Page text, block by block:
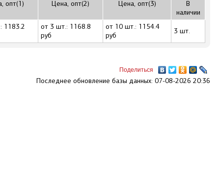
опт(1) Цена, опт(2) Цена, опт(3)
В
наличии
1183.2
от 3 шт.: 1168.8
руб
от 10 шт.: 1154.4
руб
3 шт.
Поделиться
Последнее обновление базы данных: 07-08-2026 20:36